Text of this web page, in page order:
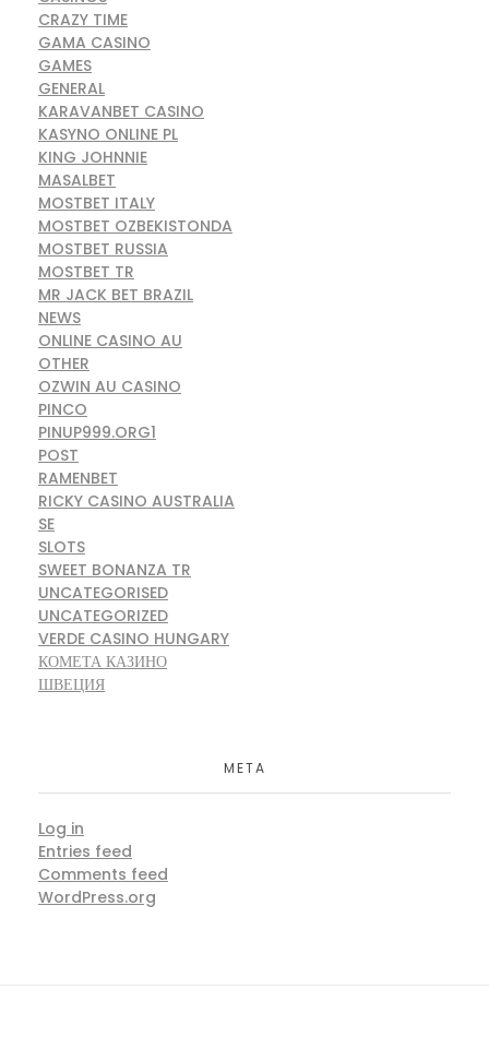
CRAZY TIME
GAMA CASINO
GAMES
GENERAL
KARAVANBET CASINO
KASYNO ONLINE PL
KING JOHNNIE
MASALBET
MOSTBET ITALY
MOSTBET OZBEKISTONDA
MOSTBET RUSSIA
MOSTBET TR
MR JACK BET BRAZIL
NEWS
ONLINE CASINO AU
OTHER
OZWIN AU CASINO
PINCO
PINUP999.ORG1
POST
RAMENBET
RICKY CASINO AUSTRALIA
SE
SLOTS
SWEET BONANZA TR
UNCATEGORISED
UNCATEGORIZED
VERDE CASINO HUNGARY
КОМЕТА КАЗИНО
ШВЕЦИЯ
META
Log in
Entries feed
Comments feed
WordPress.org